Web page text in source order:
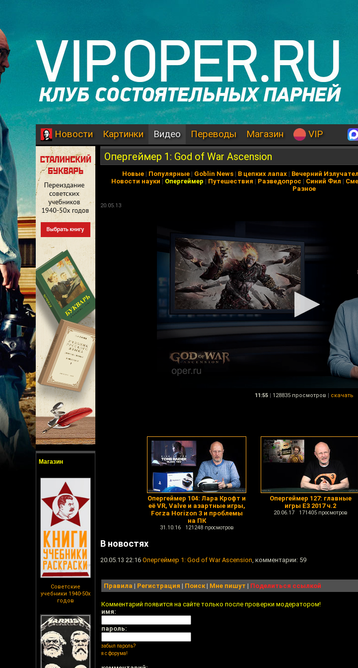
Новости Картинки Видео Переводы Магазин VIP
Магазин
Советские
учебники 1940-50х
годов
Опергеймер 1: God of War Ascension
Новые | Популярные | Goblin News | В цепких лапах | Вечерний
Новости науки | Опергеймер | Путешествия | Разведопрос | Синий Фил |
Разное
20.05.13
11:55 | 128835 просмотров | скачать
Опергеймер 104: Лара Крофт и
её VR, Valve и азартные игры,
Forza Horizon 3 и проблемы
на ПК
31.10.16 121248 просмотров
Опергеймер 127: главные
игры E3 2017 ч.2
20.06.17 171405 просмотров
В новостях
20.05.13 22:16 Опергеймер 1: God of War Ascension, комментарии: 59
Правила | Регистрация | Поиск| Мне пишут | Поделиться ссылкой
Комментарий появится на сайте только после проверки модератором!
имя:
пароль:
забыл пароль?
я с форума!